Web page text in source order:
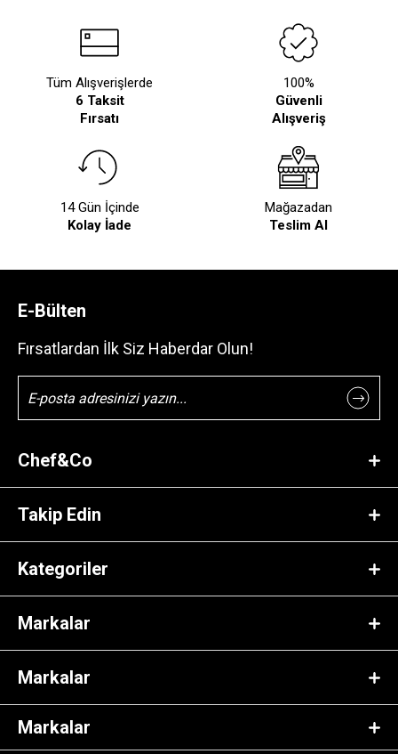
Tüm Alışverişlerde
6 Taksit
Fırsatı
100%
Güvenli
Alışveriş
14 Gün İçinde
Kolay İade
Mağazadan
Teslim Al
E-Bülten
Fırsatlardan İlk Siz Haberdar Olun!
Chef&Co
Takip Edin
Kategoriler
Markalar
Markalar
Markalar